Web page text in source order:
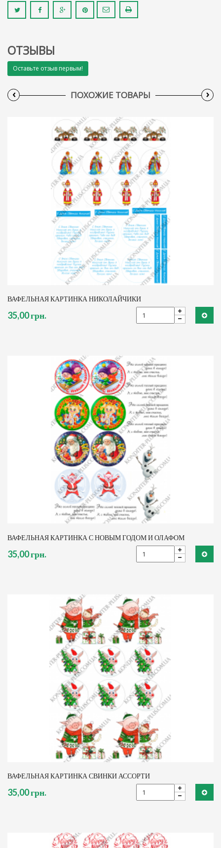
ОТЗЫВЫ
Оставьте отзыв первым!
ПОХОЖИЕ ТОВАРЫ
‹ ›
ВАФЕЛЬНАЯ КАРТИНКА НИКОЛАЙЧИКИ
35,00 грн.
ВАФЕЛЬНАЯ КАРТИНКА С НОВЫМ ГОДОМ И ОЛАФОМ
35,00 грн.
ВАФЕЛЬНАЯ КАРТИНКА СВИНКИ АССОРТИ
35,00 грн.